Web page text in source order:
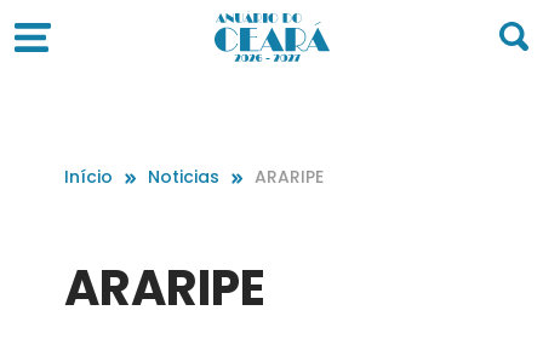
Início Noticias ARARIPE
ARARIPE